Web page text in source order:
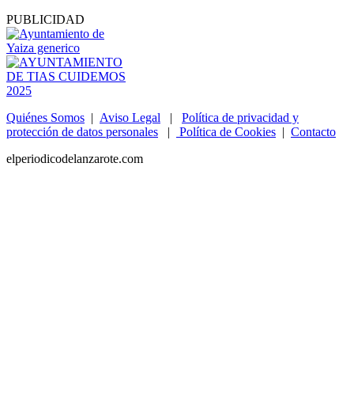
PUBLICIDAD
Quiénes Somos | Aviso Legal | Política de privacidad y
protección de datos personales | Política de Cookies | Contacto
elperiodicodelanzarote.com